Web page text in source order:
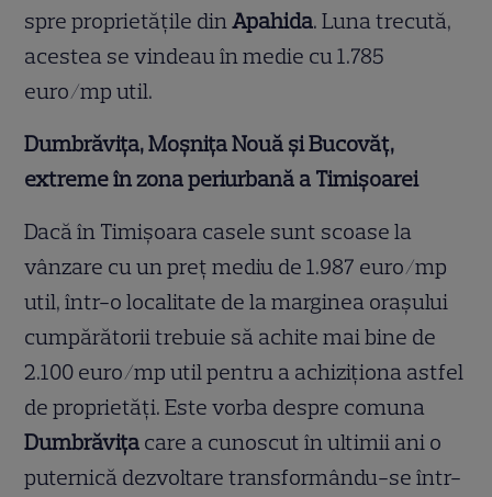
spre proprietățile dinApahida. Luna trecută,
acestea se vindeau în medie cu 1.785
euro/mp util.
Dumbrăvița, Moșnița Nouă și Bucovăț,
extreme în zona periurbană a Timișoarei
Dacă în Timișoara casele sunt scoase la
vânzare cu un preț mediu de 1.987 euro/mp
util, într-o localitate de la marginea orașului
cumpărătorii trebuie să achite mai bine de
2.100 euro/mp util pentru a achiziționa astfel
de proprietăți. Este vorba despre comuna
Dumbrăvița care a cunoscut în ultimii ani o
puternică dezvoltare transformându-se într-